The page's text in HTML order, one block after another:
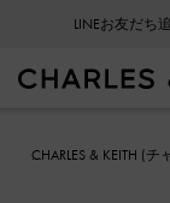
会員登録＋ニ
CHARLES & KEITH (